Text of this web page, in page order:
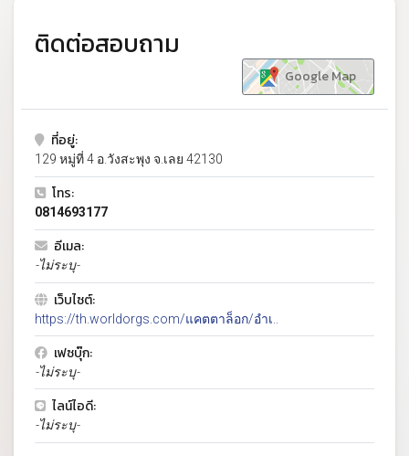
ติดต่อสอบถาม
Google Map
ที่อยู่:
129 หมู่ที่ 4 อ.วังสะพุง จ.เลย 42130
โทร:
0814693177
อีเมล:
-ไม่ระบุ-
เว็บไซต์:
https://th.worldorgs.com/แคตตาล็อก/อำเ..
เฟซบุ๊ก:
-ไม่ระบุ-
ไลน์ไอดี:
-ไม่ระบุ-